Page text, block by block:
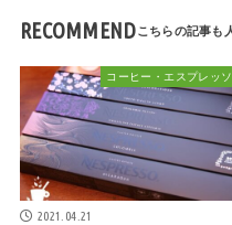
RECOMMEND
コーヒー・エスプレッソ
2021.04.21